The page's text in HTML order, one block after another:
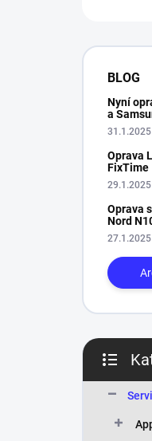
n
BLOG
Nyní
a
31.1.2025
Oprava
FixTime
29.1.2025
Oprava
Nord
27.1.2025
Přeskočit
kategorie